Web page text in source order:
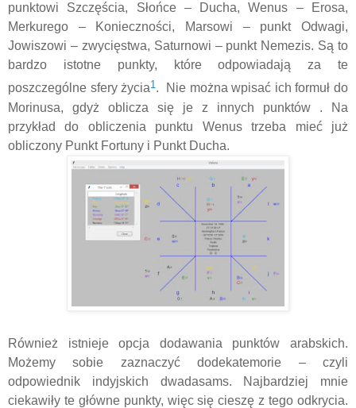
punktowi Szczęścia, Słońce – Ducha, Wenus – Erosa,
Merkurego – Konieczności, Marsowi – punkt Odwagi,
Jowiszowi – zwycięstwa, Saturnowi – punkt Nemezis. Są to
bardzo istotne punkty, które odpowiadają za te
poszczególne sfery życia1 . Nie można wpisać ich formuł do
Morinusa, gdyż oblicza się je z innych punktów . Na
przykład do obliczenia punktu Wenus trzeba mieć już
obliczony Punkt Fortuny i Punkt Ducha.
Również istnieje opcja dodawania punktów arabskich.
Możemy sobie zaznaczyć dodekatemorie – czyli
odpowiednik indyjskich dwadasams. Najbardziej mnie
ciekawiły te główne punkty, więc się cieszę z tego odkrycia.